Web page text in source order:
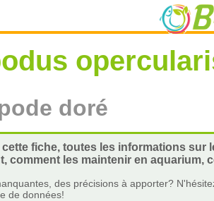
doré
cette fiche, toutes les informations
comment les maintenir en aquarium,
des précisions à apporter?
de données!